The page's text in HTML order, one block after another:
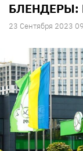
БЛЕНДЕРЫ:
23 Сентября 2023